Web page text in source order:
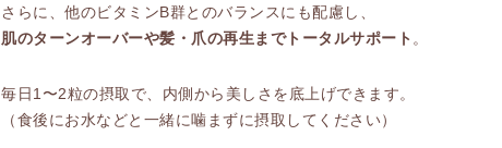
さらに、他のビタミンB群とのバランスにも配慮し、
肌のターンオーバーや髪・爪の再生までトータルサポート 。
毎日1〜2粒の摂取で、内側から美しさを底上げできます。
（食後にお水などと一緒に噛まずに摂取してください）